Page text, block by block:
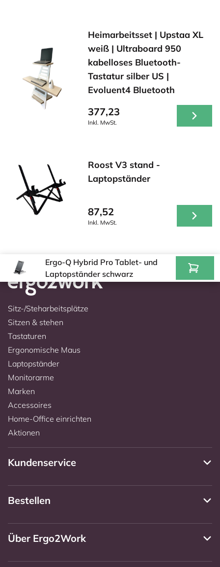
Heimarbeitsset | Upstaa XL
weiß | Ultraboard 950
kabelloses Bluetooth-
Tastatur silber US |
Evoluent4 Bluetooth
377,23
Inkl. MwSt.
Roost V3 stand -
Laptopständer
87,52
Inkl. MwSt.
Ergo-Q Hybrid Pro Tablet- und
Laptopständer schwarz
Sitz-/Steharbeitsplätze
Sitzen & stehen
Tastaturen
Ergonomische Maus
Laptopständer
Monitorarme
Marken
Accessoires
Home-Office einrichten
Aktionen
Kundenservice
Bestellen
Über Ergo2Work